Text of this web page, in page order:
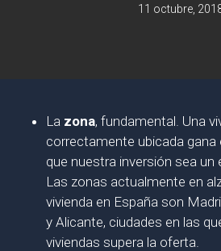
11 octubre,
La zona, fundamental. Una
correctamente ubicada gana
que nuestra inversión sea un
Las zonas actualmente en
vivienda en España son
y Alicante, ciudades en las
viviendas supera la oferta.